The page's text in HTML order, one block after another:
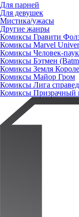
Для парней
Для девушек
Мистика/ужасы
Другие жанры
Комиксы Гравити
Комиксы Marvel
Комиксы Человек-
Комиксы Бэтмен
Комиксы Земля
Комиксы Майор Гром
Комиксы Лига
Комиксы Призрачный